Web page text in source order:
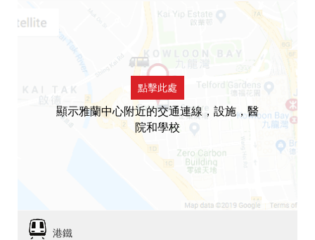
點擊此處
顯示雅蘭中心附近的交通連線，設施，醫
院和學校
港鐵